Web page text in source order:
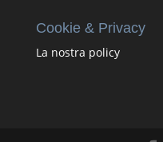
Cookie & Privacy
La nostra policy